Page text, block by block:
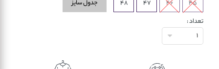
45
46
47
48 جدول سایز
تعداد :
1